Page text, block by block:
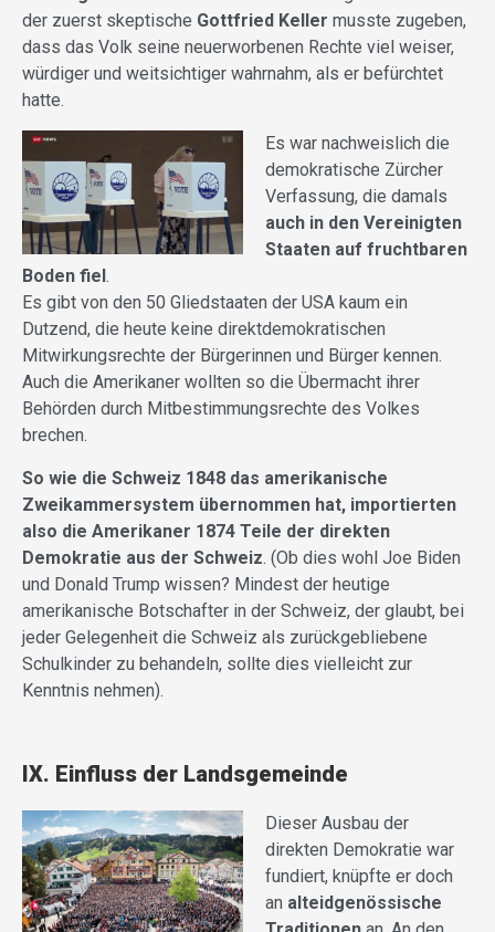
der zuerst skeptische Gottfried Keller musste zugeben,
dass das Volk seine neuerworbenen Rechte viel weiser,
würdiger und weitsichtiger wahrnahm, als er befürchtet
hatte.
Es war nachweislich die
demokratische Zürcher
Verfassung, die damals
auch in den Vereinigten
Staaten auf fruchtbaren
Boden fiel.
Es gibt von den 50 Gliedstaaten der USA kaum ein
Dutzend, die heute keine direktdemokratischen
Mitwirkungsrechte der Bürgerinnen und Bürger kennen.
Auch die Amerikaner wollten so die Übermacht ihrer
Behörden durch Mitbestimmungsrechte des Volkes
brechen.
So wie die Schweiz 1848 das amerikanische
Zweikammersystem übernommen hat, importierten
also die Amerikaner 1874 Teile der direkten
Demokratie aus der Schweiz. (Ob dies wohl Joe Biden
und Donald Trump wissen? Mindest der heutige
amerikanische Botschafter in der Schweiz, der glaubt, bei
jeder Gelegenheit die Schweiz als zurückgebliebene
Schulkinder zu behandeln, sollte dies vielleicht zur
Kenntnis nehmen).
IX. Einfluss der Landsgemeinde
Dieser Ausbau der
direkten Demokratie war
fundiert, knüpfte er doch
an alteidgenössische